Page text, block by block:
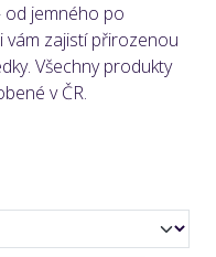
od jemného po
vám zajistí přirozenou
Všechny produkty
v ČR.